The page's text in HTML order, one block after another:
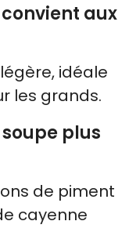
aux
idéale
les grands.
plus
de piment
cayenne